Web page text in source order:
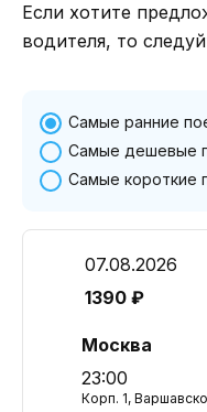
Если хотите
водителя, то
Самые ранние
Самые дешевые
Самые короткие
07.08.2026
1390 ₽
Москва
23:00
Корп. 1,